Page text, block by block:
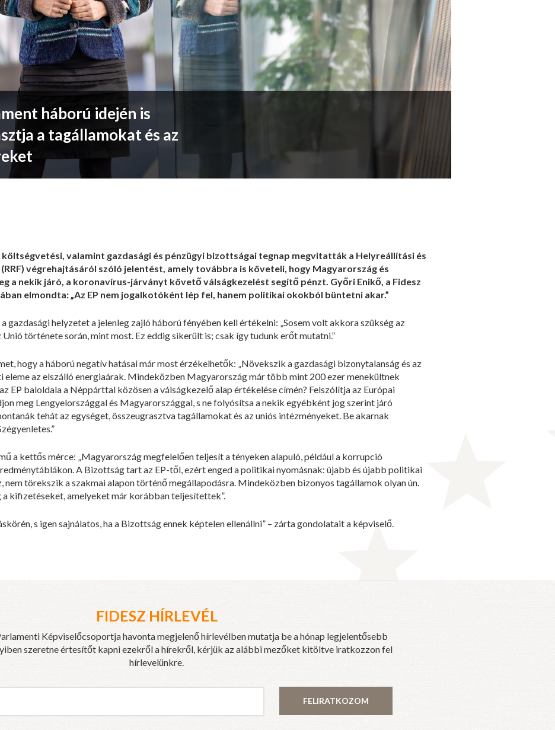
háború idején is
a tagállamokat és az
költségvetési, valamint gazdasági és pénzügyi bizottságai tegnap megvitatták a Helyreállítási és
végrehajtásáról szóló jelentést, amely továbbra is követeli, hogy Magyarország és
a nekik járó, a koronavírus-járványt követő válságkezelést segítő pénzt. Győri Enikő, a Fidesz
elmondta: „Az EP nem jogalkotóként lép fel, hanem politikai okokból büntetni akar.”
gazdasági helyzetet a jelenleg zajló háború fényében kell értékelni: „Sosem volt akkora szükség az
Unió története során, mint most. Ez eddig sikerült is; csak így tudunk erőt mutatni.”
hogy a háború negatív hatásai már most érzékelhetők: „Növekszik a gazdasági bizonytalanság és az
eleme az elszálló energiaárak. Mindeközben Magyarország már több mint 200 ezer menekültnek
EP baloldala a Néppárttal közösen a válságkezelő alap értékelése címén? Felszólítja az Európai
meg Lengyelországgal és Magyarországgal, s ne folyósítsa a nekik egyébként jog szerint járó
tehát az egységet, összeugrasztva tagállamokat és az uniós intézményeket. Be akarnak
a kettős mérce: „Magyarország megfelelően teljesít a tényeken alapuló, például a korrupció
A Bizottság tart az EP-től, ezért enged a politikai nyomásnak: újabb és újabb politikai
nem törekszik a szakmai alapon történő megállapodásra. Mindeközben bizonyos tagállamok olyan ún.
kifizetéseket, amelyeket már korábban teljesítettek”.
s igen sajnálatos, ha a Bizottság ennek képtelen ellenállni” – zárta gondolatait a képviselő.
FIDESZ HÍRLEVÉL
Képviselőcsoportja havonta megjelenő hírlevélben mutatja be a hónap legjelentősebb
szeretne értesítőt kapni ezekről a hírekről, kérjük az alábbi mezőket kitöltve iratkozzon fel
hírlevelünkre.
FELIRATKOZOM